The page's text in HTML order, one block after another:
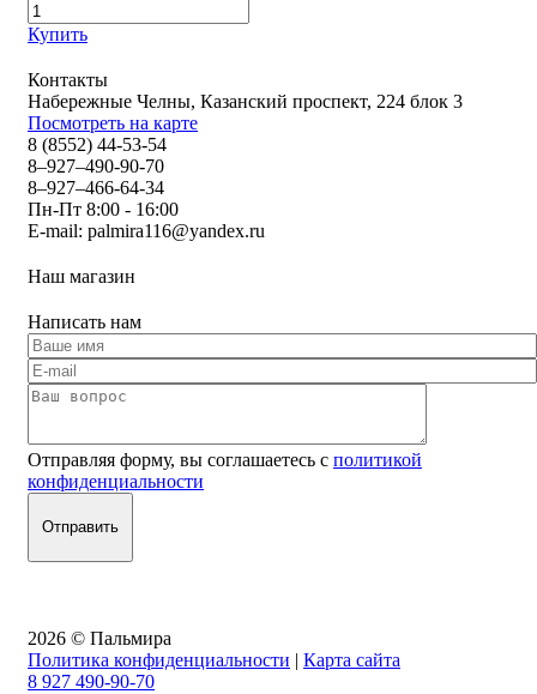
Купить
Контакты
Набережные Челны, Казанский проспект, 224 блок 3
Посмотреть на карте
8 (8552) 44-53-54
8–927–490-90-70
8–927–466-64-34
Пн-Пт 8:00 - 16:00
E-mail: palmira116@yandex.ru
Наш магазин
Написать нам
Отправляя форму, вы соглашаетесь с политикой
конфиденциальности
2026 © Пальмира
Политика конфиденциальности | Карта сайта
8 927 490-90-70